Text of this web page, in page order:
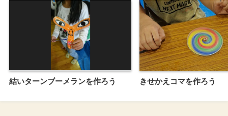
結いターンブーメランを作ろう きせかえコマを作ろう